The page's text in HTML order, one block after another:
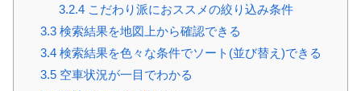
3.2.4こだわり派におススメの絞り込み条件
3.3検索結果を地図上から確認できる
3.4検索結果を色々な条件でソート(並び替え)できる
3.5空車状況が一目でわかる